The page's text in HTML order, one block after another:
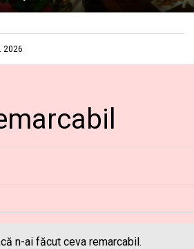
2026
n-ai făcut ceva remarcabil.